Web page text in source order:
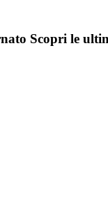
Scopri le